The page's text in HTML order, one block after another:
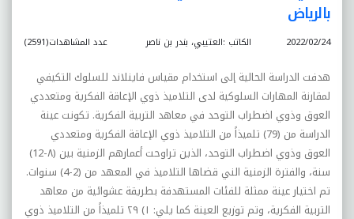
بالرياض
2022/02/24 عدد المشاهدات(2591) الكاتب :العتيبي، بندر بن ناصر
هدفت الدراسة الحالية إلى استخدام مقياس فاينلاند للسلوك التكيفي
لمقارنة المهارات السلوكية لدى التلاميذ ذوي الإعاقة الفكرية ومتعددي
العوق وذوي اضطراب التوحد في معاهد التربية الفكرية. تكونت عينة
الدراسة من (79) تلميذاً من التلاميذ ذوي الإعاقة الفكرية ومتعددي
العوق وذوي اضطراب التوحد، الذين تراوحت أعمارهم الزمنية بين (٨-12)
سنة، والفترة الزمنية الني قضاها التلاميذ في المعهد من (2-4) سنوات.
تم اختيار عينة ممثلة للفئات المستهدفة بطريقة عشوائية من معاهد
التربية الفكرية، وتم توزيع العينة كما يلي: ١) ٢٩ تلميذاً من التلاميذ ذوي